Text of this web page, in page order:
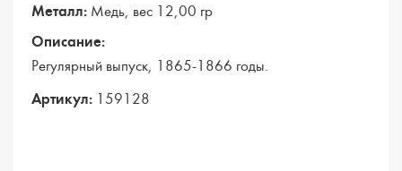
Металл: Медь, вес 12,00 гр
Описание:
Регулярный выпуск, 1865-1866 годы.
Артикул: 159128